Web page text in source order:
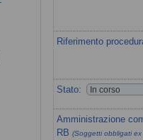
Riferimento
Stato:
Amministrazione
RB(Soggetti obbligati